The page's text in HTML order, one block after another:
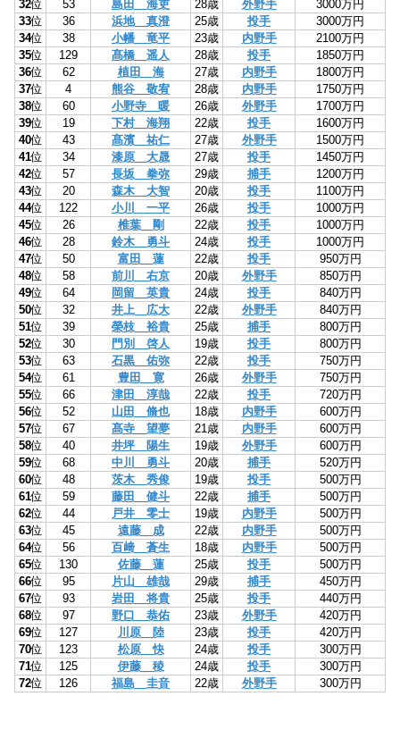
32位 53 島田 海吏 28歳 外野手
3000万円
33位 36 浜地 真澄 25歳 投手
3000万円
34位 38 小幡 竜平 23歳 内野手
2100万円
35位 129 髙橋 遥人 28歳 投手
1850万円
36位 62 植田 海 27歳 内野手
1800万円
37位 4 熊谷 敬宥 28歳 内野手
1750万円
38位 60 小野寺 暖 26歳 外野手
1700万円
39位 19 下村 海翔 22歳 投手
1600万円
40位 43 髙濱 祐仁 27歳 外野手
1500万円
41位 34 漆原 大晟 27歳 投手
1450万円
42位 57 長坂 拳弥 29歳 捕手
1200万円
43位 20 森木 大智 20歳 投手
1100万円
44位 122 小川 一平 26歳 投手
1000万円
45位 26 椎葉 剛 22歳 投手
1000万円
46位 28 鈴木 勇斗 24歳 投手
1000万円
47位 50 富田 蓮 22歳 投手
950万円
48位 58 前川 右京 20歳 外野手
850万円
49位 64 岡留 英貴 24歳 投手
840万円
50位 32 井上 広大 22歳 外野手
840万円
51位 39 榮枝 裕貴 25歳 捕手
800万円
52位 30 門別 啓人 19歳 投手
800万円
53位 63 石黒 佑弥 22歳 投手
750万円
54位 61 豊田 寛 26歳 外野手
750万円
55位 66 津田 淳哉 22歳 投手
720万円
56位 52 山田 脩也 18歳 内野手
600万円
57位 67 髙寺 望夢 21歳 内野手
600万円
58位 40 井坪 陽生 19歳 外野手
600万円
59位 68 中川 勇斗 20歳 捕手
520万円
60位 48 茨木 秀俊 19歳 投手
500万円
61位 59 藤田 健斗 22歳 捕手
500万円
62位 44 戸井 零士 19歳 内野手
500万円
63位 45 遠藤 成 22歳 内野手
500万円
64位 56 百﨑 蒼生 18歳 内野手
500万円
65位 130 佐藤 蓮 25歳 投手
500万円
66位 95 片山 雄哉 29歳 捕手
450万円
67位 93 岩田 将貴 25歳 投手
440万円
68位 97 野口 恭佑 23歳 外野手
420万円
69位 127 川原 陸 23歳 投手
420万円
70位 123 松原 快 24歳 投手
300万円
71位 125 伊藤 稜 24歳 投手
300万円
72位 126 福島 圭音 22歳 外野手 300万円